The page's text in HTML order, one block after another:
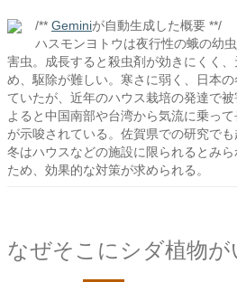
/** Geminiが自動生成した概要 **/
ハスモンヨトウは夜行性の蛾の幼
害虫。成長すると殺虫剤が効きにくく
め、駆除が難しい。寒さに弱く、日本
ていたが、近年のハウス栽培の発達で
よると中国南部や台湾から気流に乗っ
が示唆されている。佐賀県での研究で
冬はハウスなどの施設に限られるとみ
ため、効果的な対策が求められる。
なぜそこにシダ植物が